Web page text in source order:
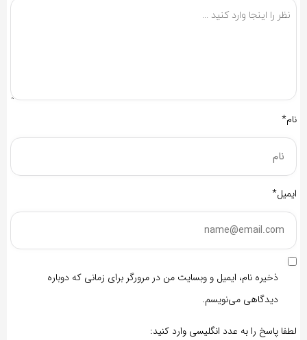
نام*
ایمیل*
ذخیره نام، ایمیل و وبسایت من در مرورگر برای زمانی که دوباره
دیدگاهی می‌نویسم.
لطفا پاسخ را به عدد انگلیسی وارد کنید: